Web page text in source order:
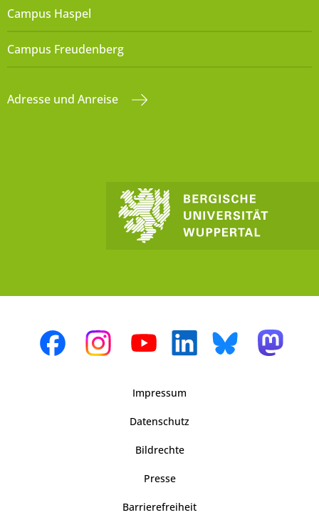
Campus Haspel
Campus Freudenberg
Adresse und Anreise
Impressum
Datenschutz
Bildrechte
Presse
Barrierefreiheit